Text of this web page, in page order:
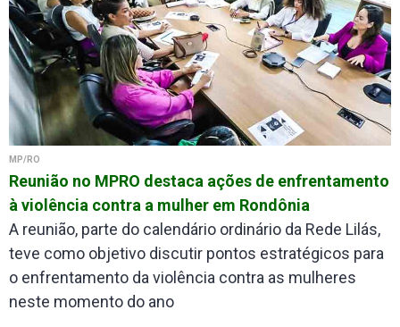
MP/RO
Reunião no MPRO destaca ações de enfrentamento
à violência contra a mulher em Rondônia
A reunião, parte do calendário ordinário da Rede Lilás,
teve como objetivo discutir pontos estratégicos para
o enfrentamento da violência contra as mulheres
neste momento do ano